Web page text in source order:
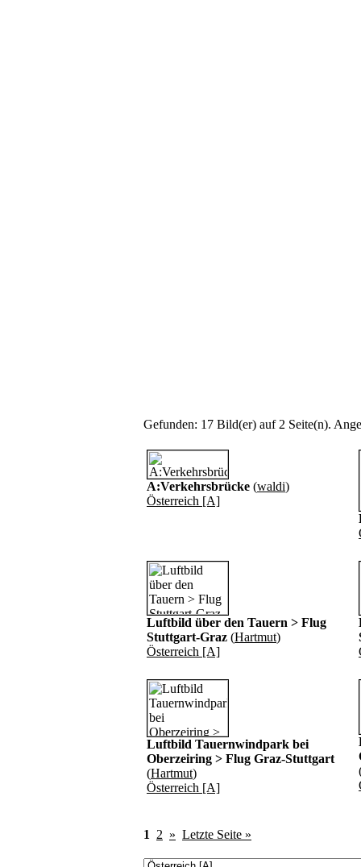
Gefunden: 17 Bild(er) auf 2 Seite(n).
A:Verkehrsbrücke (waldi)
Österreich [A]
Luftbild über den Tauern > Flug
Stuttgart-Graz (Hartmut)
Österreich [A]
Luftbild Tauernwindpark bei
Oberzeiring > Flug Graz-Stuttgart
(Hartmut)
Österreich [A]
1 2 » Letzte Seite »